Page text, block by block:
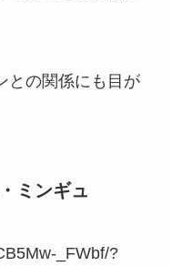
との関係にも目が
ミンギュ
_FWbf/?